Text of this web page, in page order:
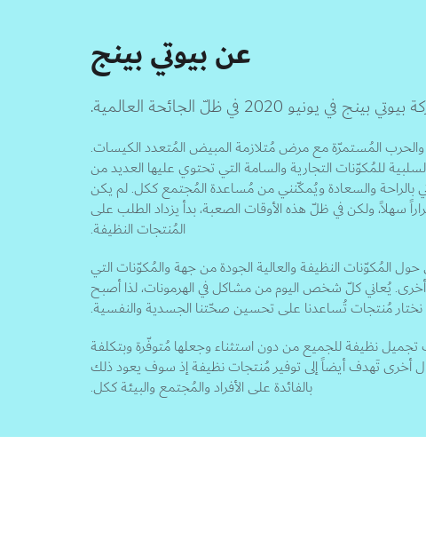
عن بيوتي بينج
2020 في ظلّ الجائحة العالمية.
المُستمرّة مع مرض مُتلازمة المبيض المُتعدد الكيسات.
للمُكوّنات التجارية والسامة التي تحتوي عليها العديد من
بالراحة والسعادة ويُمكّنني من مُساعدة المُجتمع ككل. لم يكن
سهلاً، ولكن في ظلّ هذه الأوقات الصعبة، بدأ يزداد الطلب على
المُنتجات النظيفة.
المُكوّنات النظيفة والعالية الجودة من جهة والمُكوّنات التي
يُعاني كلّ شخص اليوم من مشاكل في الهرمونات، لذا أصبح
مُنتجات تُساعدنا على تحسين صحّتنا الجسدية والنفسية.
نظيفة للجميع من دون استثناء وجعلها مُتوفّرة وبتكلفة
تَهدف أيضاً إلى توفير مُنتجات نظيفة إذ سوف يعود ذلك
بالفائدة على الأفراد والمُجتمع والبيئة ككل.